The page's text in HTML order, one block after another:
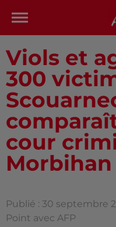
Viols et
300
cour
Morbihan
Publié : 30 septembre
Point avec AFP